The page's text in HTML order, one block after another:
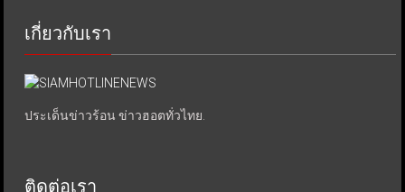
เกี่ยวกับเรา
ประเด็นข่าวร้อน ข่าวฮอตทั่วไทย.
ติดต่อเรา